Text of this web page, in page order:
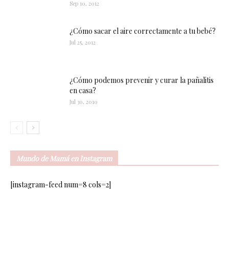
Sep 10, 2012
¿Cómo sacar el aire correctamente a tu bebé?
Jul 25, 2012
¿Cómo podemos prevenir y curar la pañalitis
en casa?
Jul 30, 2010
Mundo de Mamá en Instagram
[instagram-feed num=8 cols=2]